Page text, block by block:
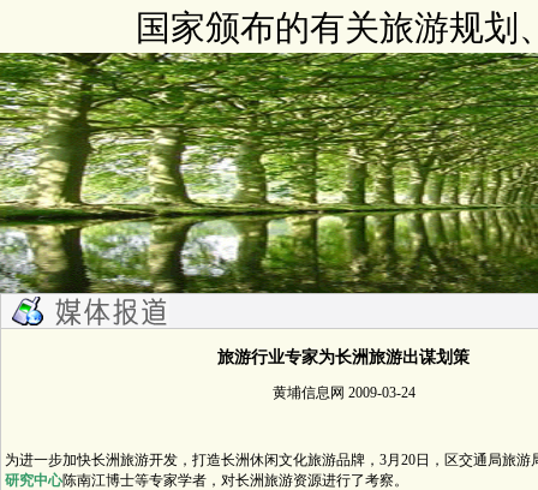
国家颁布的有关旅游规划
旅游行业专家为长洲旅游出谋划策
黄埔信息网 2009-03-24
为进一步加快长洲旅游开发，打造长洲休闲文化旅游品牌，3月20日，区交通局旅游
研究中心陈南江博士等专家学者，对长洲旅游资源进行了考察。